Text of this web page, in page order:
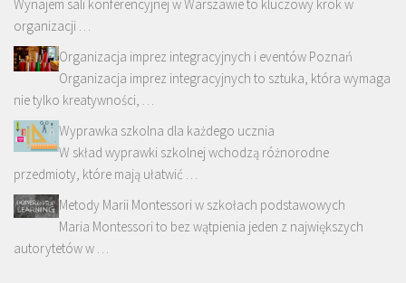
Wynajem sali konferencyjnej w Warszawie to kluczowy krok w
organizacji …
Organizacja imprez integracyjnych i eventów Poznań
Organizacja imprez integracyjnych to sztuka, która wymaga
nie tylko kreatywności, …
Wyprawka szkolna dla każdego ucznia
W skład wyprawki szkolnej wchodzą różnorodne
przedmioty, które mają ułatwić …
Metody Marii Montessori w szkołach podstawowych
Maria Montessori to bez wątpienia jeden z największych
autorytetów w …